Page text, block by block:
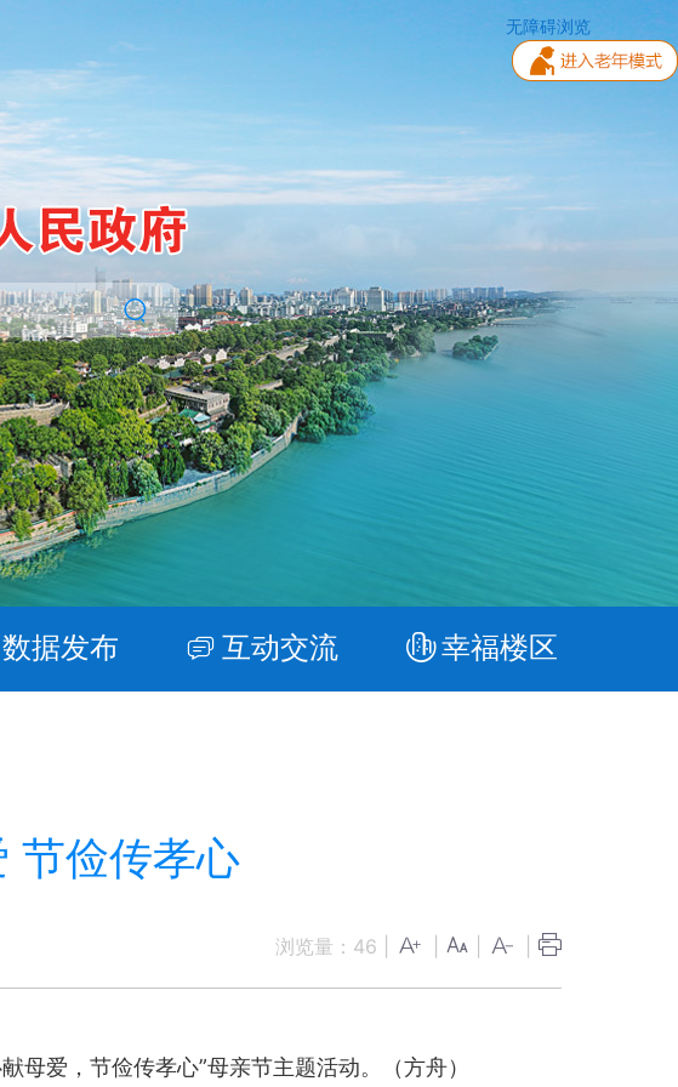
无障碍浏览
数据发布 互动交流 幸福楼区
节俭传孝心
浏览量： 46
爱，节俭传孝心”母亲节主题活动。（方舟）